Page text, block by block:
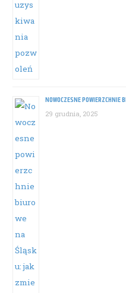
NOWOCZESNE POWIERZCHNIE
29 grudnia, 2025